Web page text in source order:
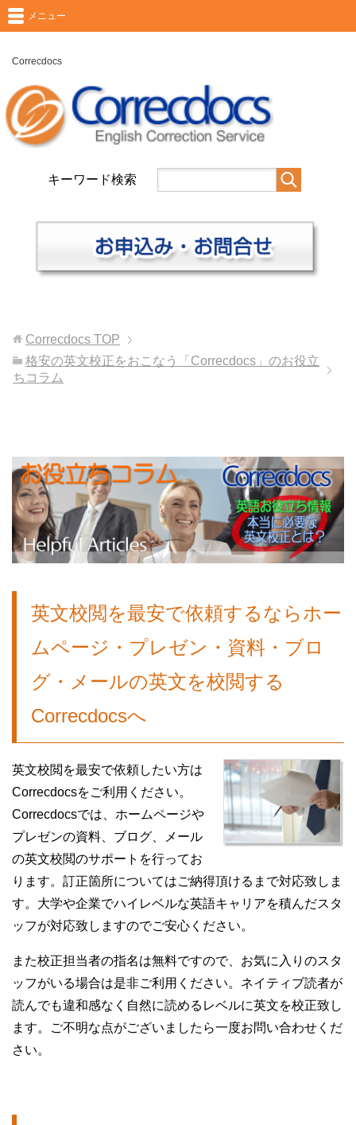
Correcdocs
キーワード検索
メニュー
Correcdocs TOP
格安の英文校正をおこなう「Correcdocs」のお役立
ちコラム
英文校閲を最安で依頼するならホー
ムページ・プレゼン・資料・ブロ
グ・メールの英文を校閲する
Correcdocsへ
英文校閲 を最安で依頼したい方は
Correcdocsをご利用ください。
Correcdocsでは、 ホームページや
プレゼンの資料、 ブログ、
メール
の英文校閲のサポートを行ってお
ります。訂正箇所についてはご納得頂けるまで対応致しま
す。大学や企業でハイレベルな英語キャリアを積んだスタ
ッフが対応致しますのでご安心ください。
また校正担当者の指名は無料ですので、お気に入りのスタ
ッフがいる場合は是非ご利用ください。ネイティブ読者が
読んでも違和感なく自然に読めるレベルに英文を校正致し
ます。ご不明な点がございましたら一度お問い合わせくだ
さい。